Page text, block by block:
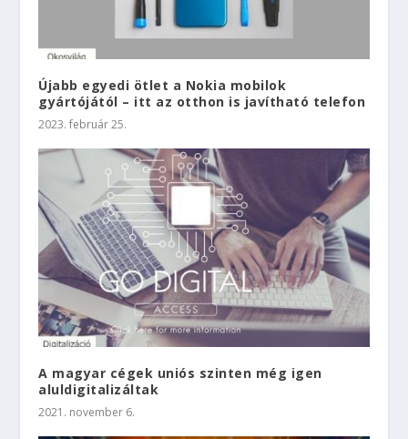
Újabb egyedi ötlet a Nokia mobilok
gyártójától – itt az otthon is javítható telefon
2023. február 25.
A magyar cégek uniós szinten még igen
aluldigitalizáltak
2021. november 6.